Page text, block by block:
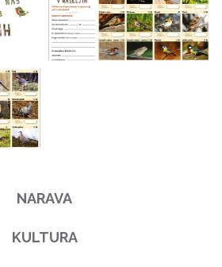
NARAVA
KULTURA